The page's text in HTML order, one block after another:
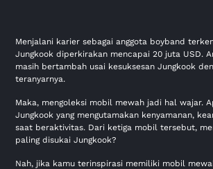
Menjalani karier sebagai anggota boyband
Jungkook diperkirakan mencapai 20 juta USD.
masih bertambah usai kesuksesan Jungkook
teranyarnya.
Maka, mengoleksi mobil mewah jadi hal wajar.
Jungkook yang mengutamakan kenyamanan,
saat beraktivitas. Dari ketiga mobil tersebut,
paling disukai Jungkook?
Nah, jika kamu terinspirasi memiliki mobil